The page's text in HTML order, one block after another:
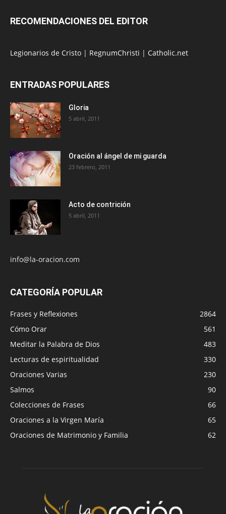
RECOMENDACIONES DEL EDITOR
Legionarios de Cristo | RegnumChristi | Catholic.net
ENTRADAS POPULARES
Gloria
5 abril, 2011
Oración al ángel de mi guarda
23 febrero, 2011
Acto de contrición
5 abril, 2011
info@la-oracion.com
CATEGORÍA POPULAR
Frases y Reflexiones
2864
Cómo Orar
561
Meditar la Palabra de Dios
483
Lecturas de espiritualidad
330
Oraciones Varias
230
Salmos
90
Colecciones de Frases
66
Oraciones a la Virgen María
65
Oraciones de Matrimonio y Familia
62